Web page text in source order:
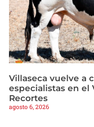
Villaseca vuelve a
especialistas en el
Recortes
agosto 6, 2026